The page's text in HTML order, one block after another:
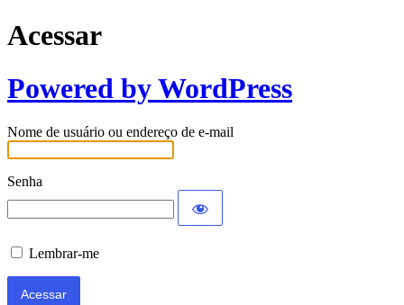
Acessar
Powered by WordPress
Nome de usuário ou endereço de e-mail
Senha
Lembrar-me